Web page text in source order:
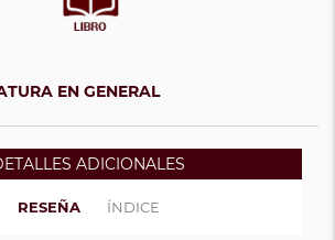
EN GENERAL
ADICIONALES
RESEÑA ÍNDICE